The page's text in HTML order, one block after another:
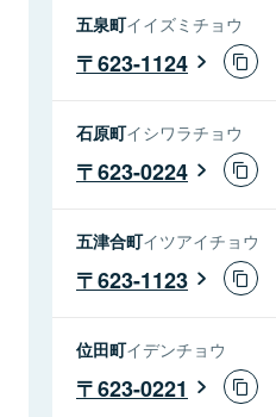
五泉町イイズミチョウ
623-1124
石原町イシワラチョウ
623-0224
五津合町イツアイチョウ
623-1123
位田町イデンチョウ
623-0221